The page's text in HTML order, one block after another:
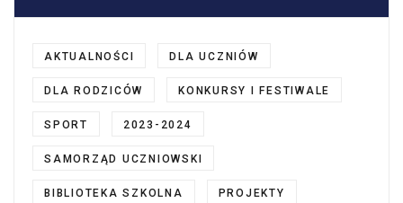
AKTUALNOŚCI DLA UCZNIÓW
DLA RODZICÓW KONKURSY I FESTIWALE
SPORT 2023-2024
SAMORZĄD UCZNIOWSKI
BIBLIOTEKA SZKOLNA PROJEKTY